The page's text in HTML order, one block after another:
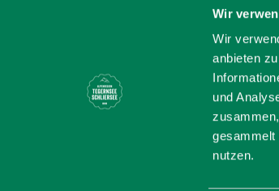
Wir
Wir
anbieten
und
gesammelt
nutzen.